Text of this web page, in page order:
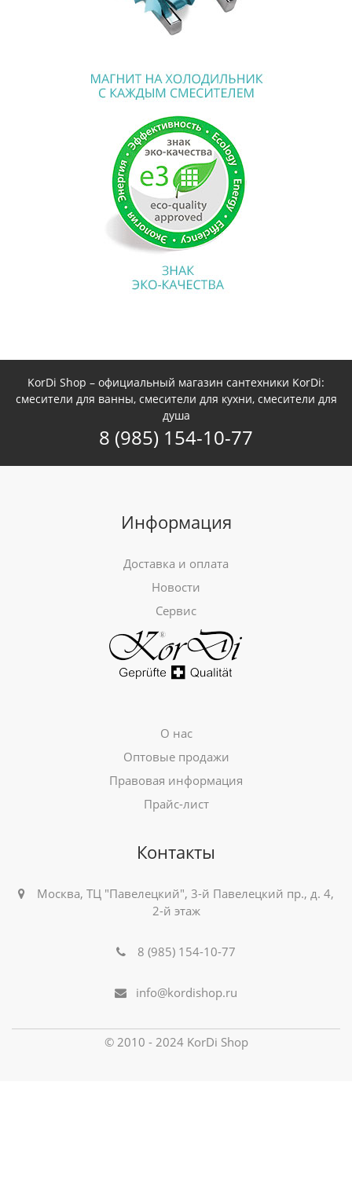
KorDi Shop – официальный магазин сантехники KorDi:
смесители для ванны, смесители для кухни, смесители для
душа
8 (985) 154-10-77
Информация
Доставка и оплата
Новости
Сервис
О нас
Оптовые продажи
Правовая информация
Прайс-лист
Контакты
Москва, ТЦ "Павелецкий", 3-й Павелецкий пр., д. 4,
2-й этаж
8 (985) 154-10-77
info@kordishop.ru
© 2010 - 2024 KorDi Shop